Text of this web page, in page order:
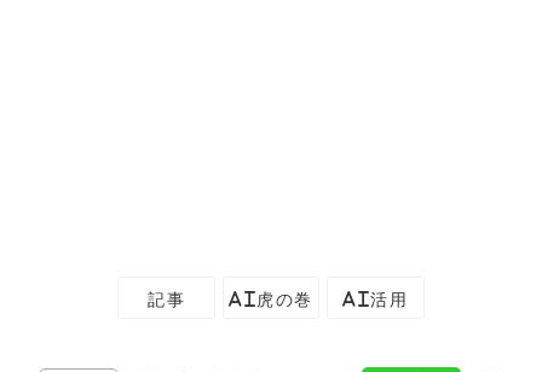
記事 AI虎の巻 AI活用